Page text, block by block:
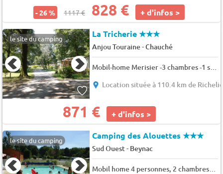
- 26 % 1117 € 828 € + d'infos >
le site du camping La Tricherie★★★
Anjou Touraine-Chauché
Location située à 110.4 km de
871 € + d'infos >
le site du camping Camping des Alouettes★★★
Sud Ouest- Beynac
Mobil home 4 personnes, 2 chambres, 27 m2 4 pers.